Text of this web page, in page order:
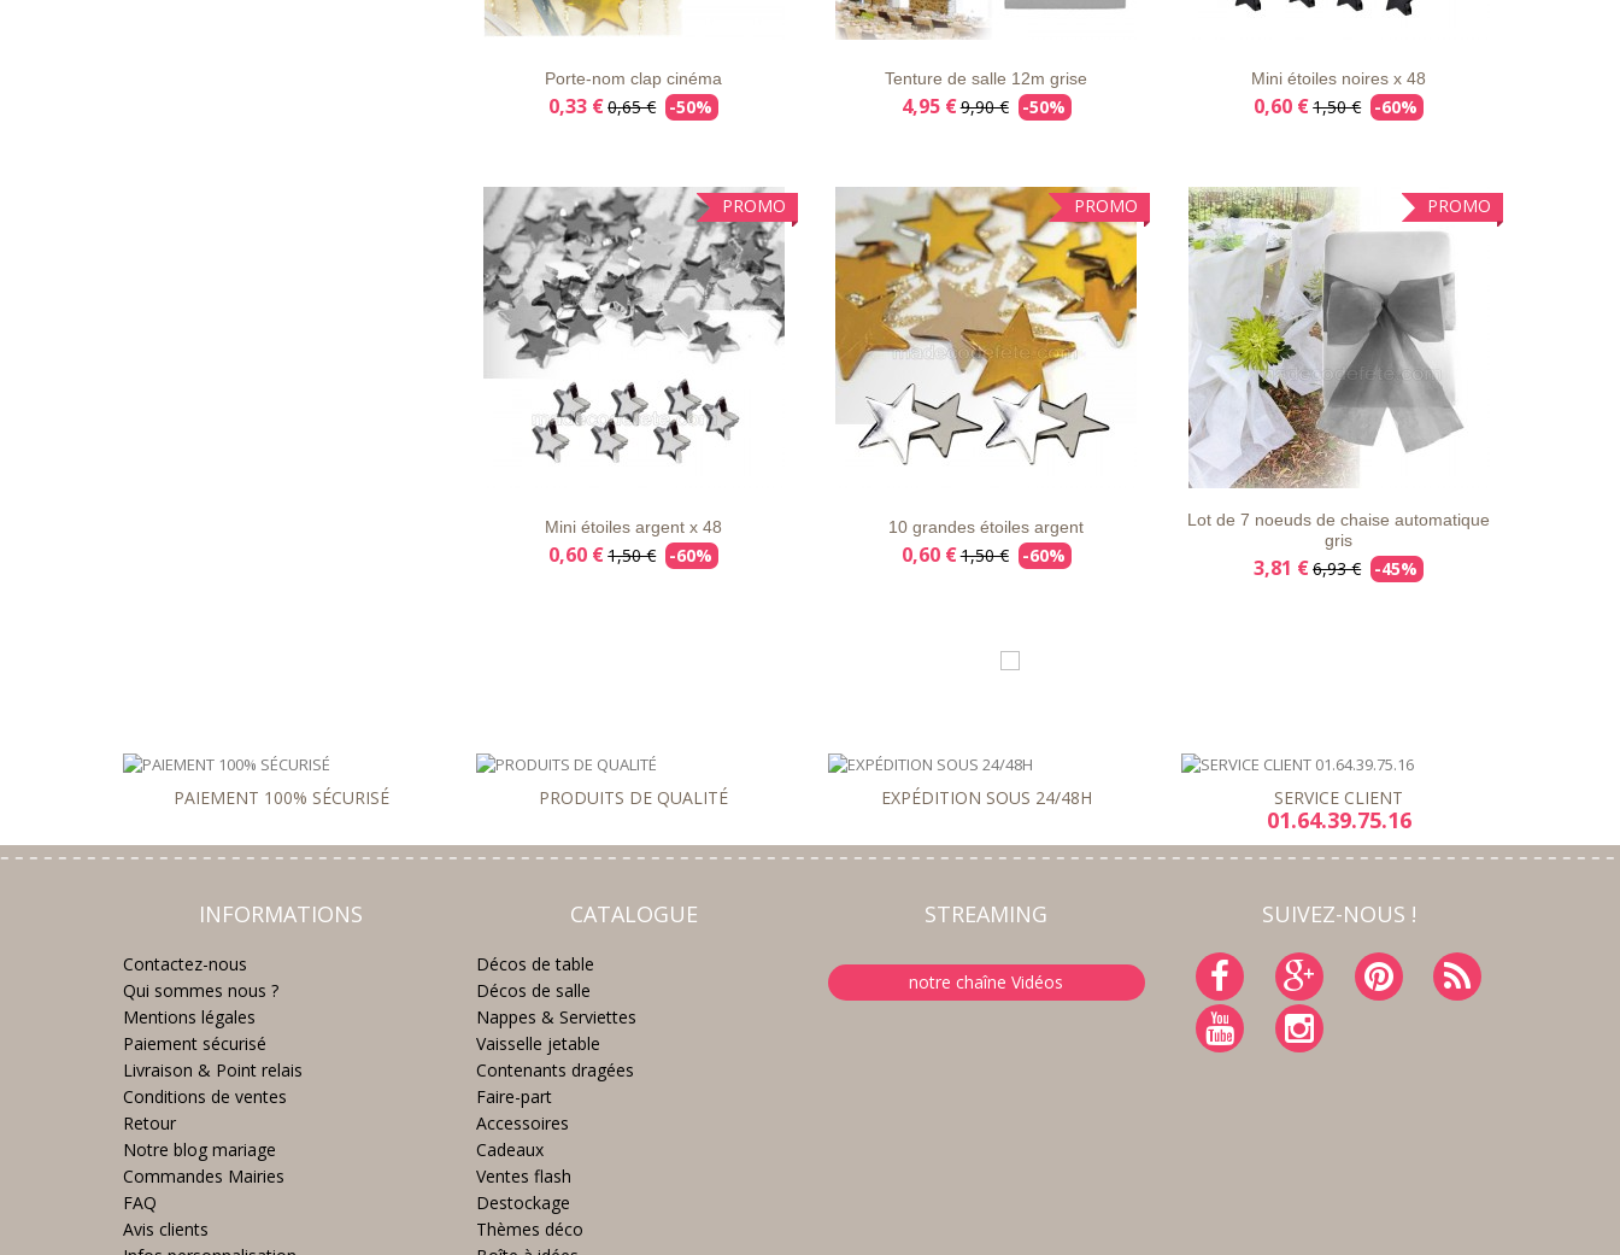
LISTE
D'ENVIE
APERÇU
RAPIDE
Porte-nom clap cinéma
0,33 €0,65 € -50%
LISTE
D'ENVIE
APERÇU
RAPIDE
DÉTAILS
Tenture de salle 12m grise
4,95 €9,90 € -50%
LISTE
APERÇU
DÉTAILS
Mini étoiles noires x 48
0,60 €1,50 € -60%
PROMO
LISTE
APERÇU
Mini étoiles argent x 48
0,60 €1,50 € -60%
PROMO
LISTE
DÉTAILS
10 grandes étoiles argent
0,60 €1,50 € -60%
PROMO
LISTE
D'ENVIE
APERÇU
RAPIDE
DÉTAILS
Lot de 7 noeuds de chaise automatique
gris
3,81 €6,93 € -45%
PAIEMENT 100% SÉCURISÉ PRODUITS DE QUALITÉ EXPÉDITION SOUS 24/48H SERVICE CLIENT
01.64.39.75.16
INFORMATIONS
Contactez-nous
Qui sommes nous ?
Mentions légales
Paiement sécurisé
Livraison & Point relais
Conditions de ventes
Retour
Notre blog mariage
Commandes Mairies
FAQ
Avis clients
CATALOGUE
Décos de table
Décos de salle
Nappes & Serviettes
Vaisselle jetable
Contenants dragées
Faire-part
Accessoires
Cadeaux
Ventes flash
Destockage
Thèmes déco
STREAMING
notre chaîne Vidéos
SUIVEZ-NOUS !